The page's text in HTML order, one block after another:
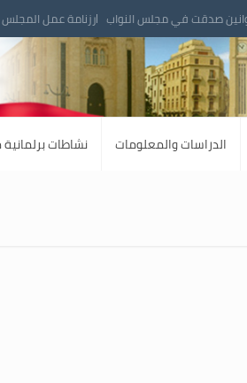
صدقت في مجلس النواب رزنامة عمل المجلس
الدراسات والمعلومات نشاطات